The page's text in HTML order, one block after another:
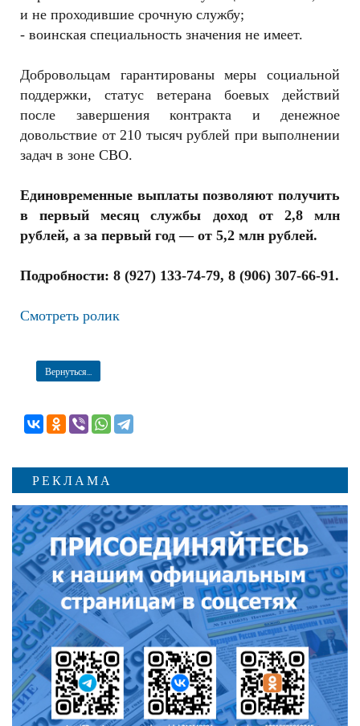
и не проходившие срочную службу;
- воинская специальность значения не имеет.
Добровольцам гарантированы меры социальной
поддержки, статус ветерана боевых действий
после завершения контракта и денежное
довольствие от 210 тысяч рублей при выполнении
задач в зоне СВО.
Единовременные выплаты позволяют получить
в первый месяц службы доход от 2,8 млн
рублей, а за первый год — от 5,2 млн рублей.
Подробности: 8 (927) 133-74-79, 8 (906) 307-66-91.
Смотреть ролик
Вернуться...
РЕКЛАМА